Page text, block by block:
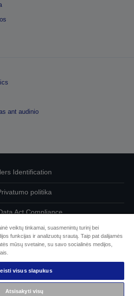
ant audinio
Identification
politika
Act Compliance
mumis dėl savo duomenų
Information
dėl prieinamumo
veiktų tinkamai, suasmenintų turinį bei
funkcijas ir analizuotų srautą. Taip pat dalijamės
mūsų svetaine, su savo socialinės medijos,
visus slapukus
Atsisakyti visų